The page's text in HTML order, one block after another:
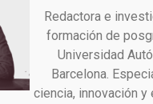
Redactora e
formación de
Universidad
Barcelona.
ciencia, innovación y